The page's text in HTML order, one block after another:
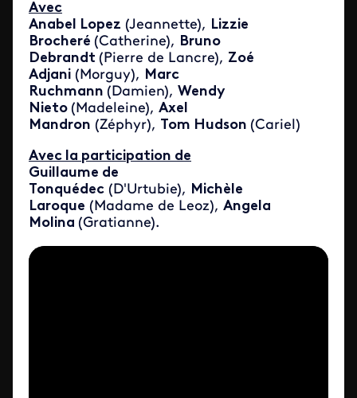
Avec
Anabel Lopez (Jeannette), Lizzie
Brocheré (Catherine), Bruno
Debrandt (Pierre de Lancre), Zoé
Adjani (Morguy), Marc
Ruchmann (Damien), Wendy
Nieto (Madeleine), Axel
Mandron (Zéphyr), Tom Hudson (Cariel)
Avec la participation de
Guillaume de
Tonquédec (D'Urtubie), Michèle
Laroque (Madame de Leoz), Angela
Molina (Gratianne).